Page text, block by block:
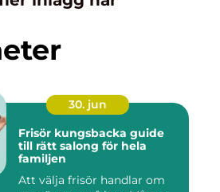
30. jun
Frisör kungsbacka guide
till rätt salong för hela
familjen
Att välja frisör handlar om